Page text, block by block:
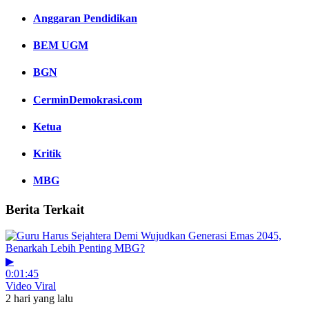
Anggaran Pendidikan
BEM UGM
BGN
CerminDemokrasi.com
Ketua
Kritik
MBG
Berita Terkait
▶
0:01:45
Video Viral
2 hari yang lalu